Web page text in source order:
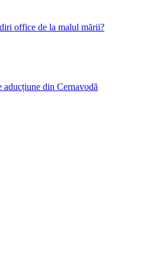
office de la malul mării?
din Cernavodă